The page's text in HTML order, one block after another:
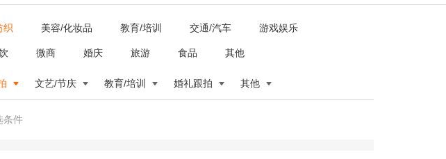
织 美容/化妆品 教育/培训 交通/汽车 游戏娱乐
微商 婚庆 旅游 食品 其他
文艺/节庆 教育/培训 婚礼跟拍 其他
条件